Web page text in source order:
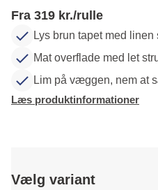
Fra 319 kr./rulle
Lys brun tapet med linen
Mat overflade med let
Lim på væggen, nem at
Læs produktinformationer
Vælg variant